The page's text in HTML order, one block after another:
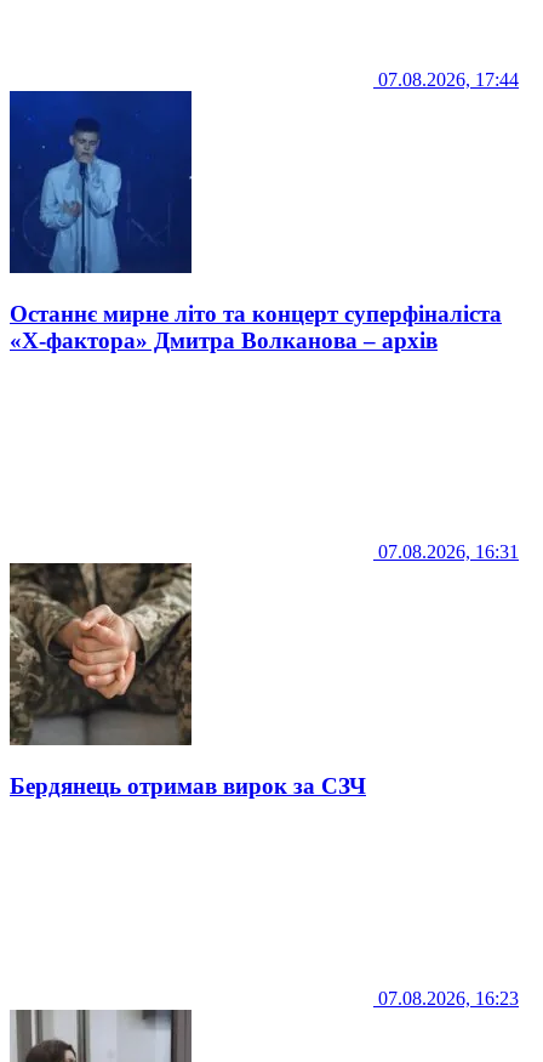
07.08.2026, 17:44
Останнє мирне літо та концерт суперфіналіста
«Х-фактора» Дмитра Волканова – архів
07.08.2026, 16:31
Бердянець отримав вирок за СЗЧ
07.08.2026, 16:23